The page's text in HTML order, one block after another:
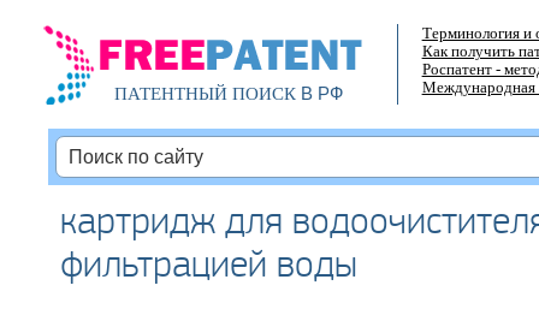
ПАТЕНТНЫЙ ПОИСКВ РФ
Терминология и
Как получить
Роспатент -
Международная
картридж для
фильтрацией воды